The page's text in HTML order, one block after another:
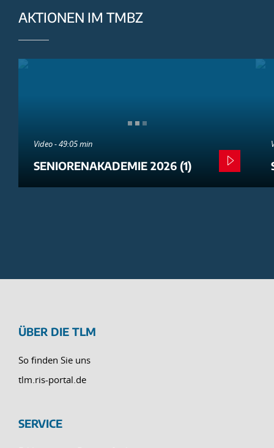
AKTIONEN IM TMBZ
Video - 49:05 min
SENIORENAKADEMIE 2026 (1)
ÜBER DIE TLM
So finden Sie uns
tlm.ris-portal.de
SERVICE